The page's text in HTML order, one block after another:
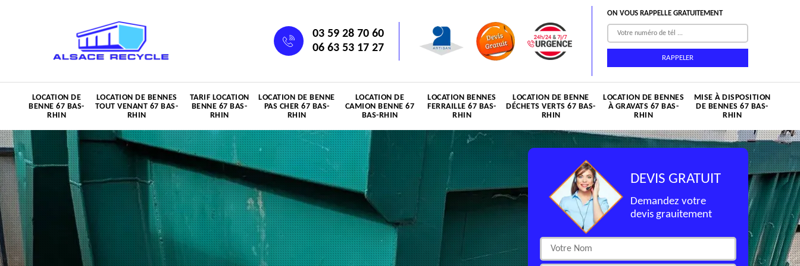
03 59 28 70 60
06 63 53 17 27
ON VOUS RAPPELLE GRATUITEMENT
LOCATION DE
BENNE 67 BAS-
RHIN
LOCATION DE BENNES
TOUT VENANT 67 BAS-
RHIN
TARIF LOCATION
BENNE 67 BAS-
RHIN
LOCATION DE BENNE
PAS CHER 67 BAS-
RHIN
LOCATION DE
CAMION BENNE 67
BAS-RHIN
LOCATION BENNES
FERRAILLE 67 BAS-
RHIN
LOCATION DE BENNE
DÉCHETS VERTS 67 BAS-
RHIN
LOCATION DE BENNES
À GRAVATS 67 BAS-
RHIN
MISE À DISPOSITION
DE BENNES 67 BAS-
RHIN
DEVIS GRATUIT
Demandez votre
devis grauitement